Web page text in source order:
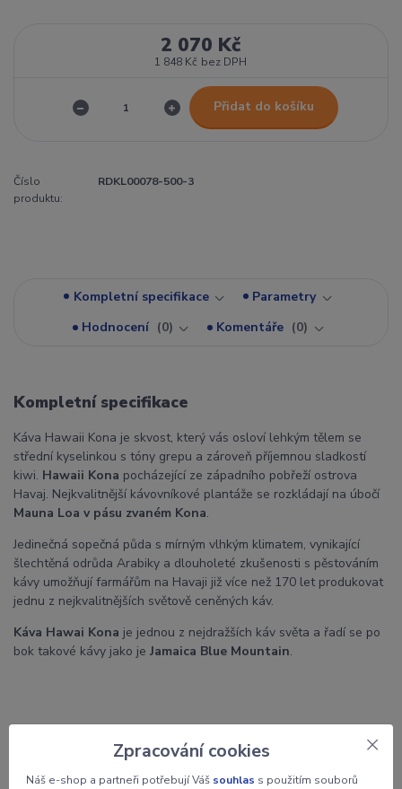
2 070 Kč
1 848 Kč bez DPH
Přidat do košíku
Číslo
produktu:
RDKL00078-500-3
Kompletní specifikace
Parametry
Hodnocení
0 Komentáře 0
Kompletní specifikace
Káva Hawaii Kona je skvost, který vás osloví lehkým tělem se
střední kyselinkou s tóny grepu a zároveň příjemnou sladkostí
kiwi. Hawaii Kona pocházející ze západního pobřeží ostrova
Havaj. Nejkvalitnější kávovníkové plantáže se rozkládají na úbočí
Mauna Loa v pásu zvaném Kona.
Jedinečná sopečná půda s mírným vlhkým klimatem, vynikající
šlechtěná odrůda Arabiky a dlouholeté zkušenosti s pěstováním
kávy umožňují farmářům na Havaji již více než 170 let produkovat
jednu z nejkvalitnějších světově ceněných káv.
Káva Hawai Kona je jednou z nejdražších káv světa a řadí se po
bok takové kávy jako je Jamaica Blue Mountain.
Zpracování cookies
Náš e-shop a partneři potřebují Váš souhlas s použitím souborů